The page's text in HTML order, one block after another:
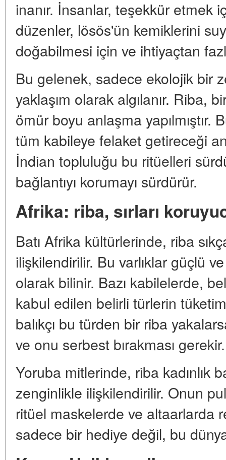
inanır. İnsanlar, teşekkür etmek
düzenler, lösös'ün kemiklerini
doğabilmesi için ve ihtiyaçtan
Bu gelenek, sadece ekolojik bir
yaklaşım olarak algılanır. Riba,
ömür boyu anlaşma yapılmıştır.
tüm kabileye felaket getireceği
İndian topluluğu bu ritüelleri
bağlantıyı korumayı sürdürür.
Afrika: riba, sırları
Batı Afrika kültürlerinde, riba
ilişkilendirilir. Bu varlıklar güçlü
olarak bilinir. Bazı kabilelerde,
kabul edilen belirli türlerin
balıkçı bu türden bir riba
ve onu serbest bırakması gerekir.
Yoruba mitlerinde, riba kadınlık
zenginlikle ilişkilendirilir. Onun
ritüel maskelerde ve altaarlarda
sadece bir hediye değil, bu